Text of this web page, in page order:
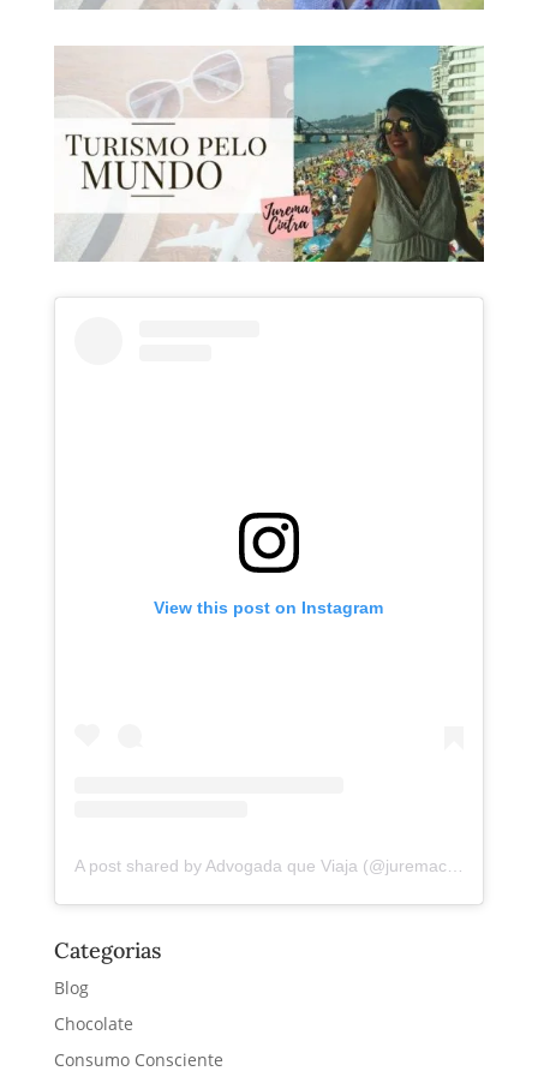
View this post on Instagram
A post shared by Advogada que Viaja (@juremacintra)
Categorias
Blog
Chocolate
Consumo Consciente